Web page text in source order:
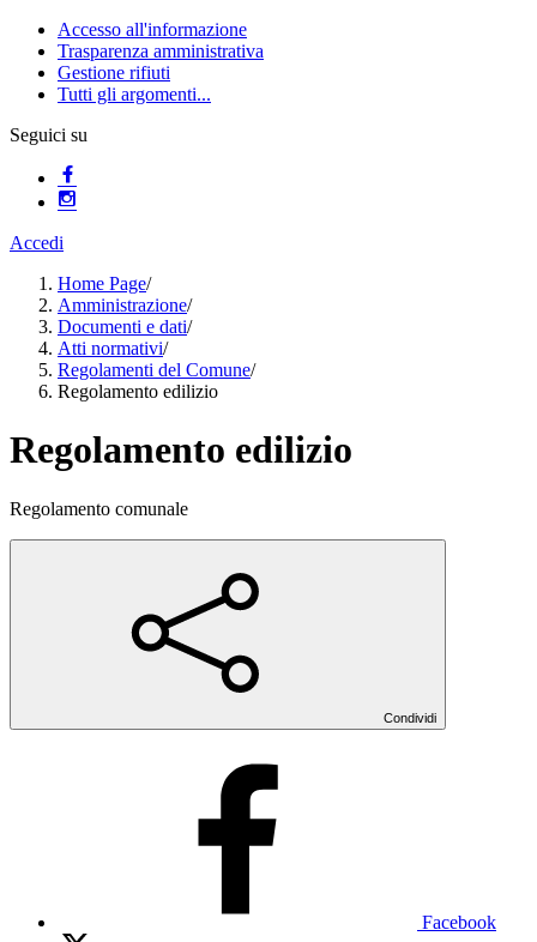
Accesso all'informazione
Trasparenza amministrativa
Gestione rifiuti
Tutti gli argomenti...
Seguici su
Accedi
Home Page/
Amministrazione/
Documenti e dati/
Atti normativi/
Regolamenti del Comune/
Regolamento edilizio
Regolamento edilizio
Regolamento comunale
Condividi
Facebook